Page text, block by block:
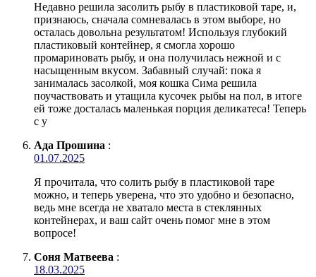
Недавно решила засолить рыбу в пластиковой таре, и,
признаюсь, сначала сомневалась в этом выборе, но
осталась довольна результатом! Используя глубокий
пластиковый контейнер, я смогла хорошо
промариновать рыбу, и она получилась нежной и с
насыщенным вкусом. Забавный случай: пока я
занималась засолкой, моя кошка Сима решила
поучаствовать и утащила кусочек рыбы на пол, в итоге
ей тоже досталась маленькая порция деликатеса! Теперь
с у
Ада Прошина :
01.07.2025
Я прочитала, что солить рыбу в пластиковой таре
можно, и теперь уверена, что это удобно и безопасно,
ведь мне всегда не хватало места в стеклянных
контейнерах, и ваш сайт очень помог мне в этом
вопросе!
Соня Матвеева :
18.03.2025